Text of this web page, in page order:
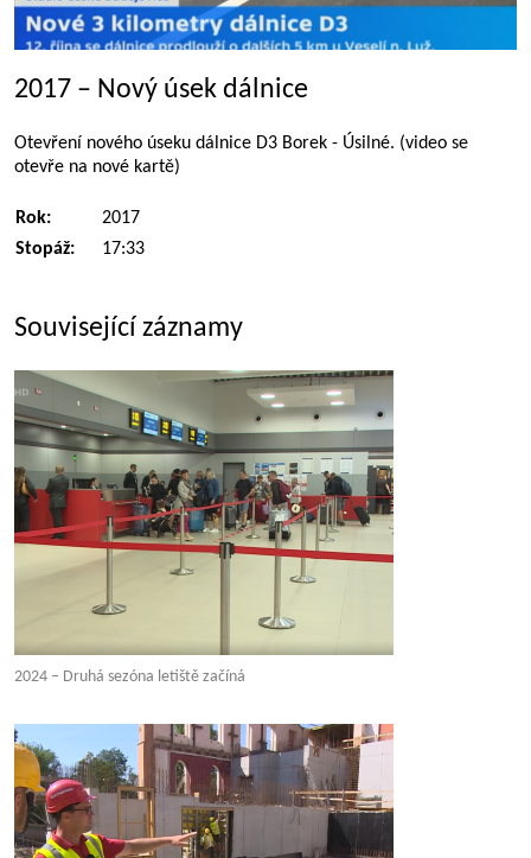
2017 – Nový úsek dálnice
Otevření nového úseku dálnice D3 Borek - Úsilné. (video se
otevře na nové kartě)
Rok:
2017
Stopáž:
17:33
Související záznamy
2024 – Druhá sezóna letiště začíná